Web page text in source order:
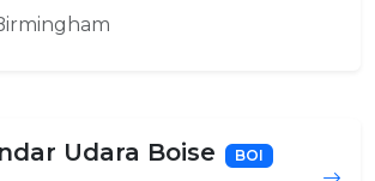
Udara Boise BOI